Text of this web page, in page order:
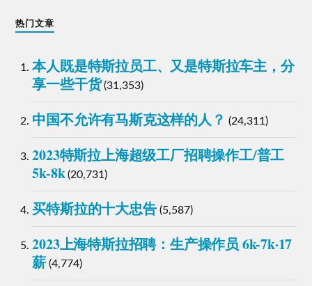
热门文章
本人既是特斯拉员工、又是特斯拉车主，分
享一些干货 (31,353)
中国不允许有马斯克这样的人？ (24,311)
2023特斯拉上海超级工厂招聘操作工/普工
5k-8k (20,731)
买特斯拉的十大忠告 (5,587)
2023上海特斯拉招聘：生产操作员 6k-7k·17
薪 (4,774)